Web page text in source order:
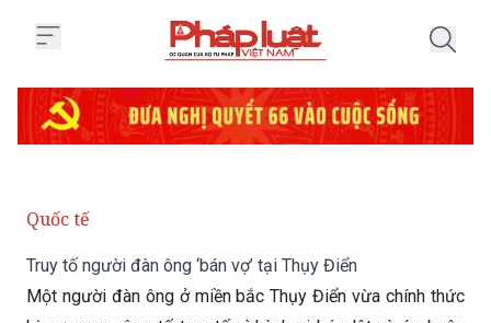
Truy tố người đàn ông ‘bán vợ’ tại Thụy Điển
bị cơ quan công tố truy tố vì hành vi bóc lột và ép buộc
người vợ của mình cung cấp dịch vụ tình dục cho ít nhất